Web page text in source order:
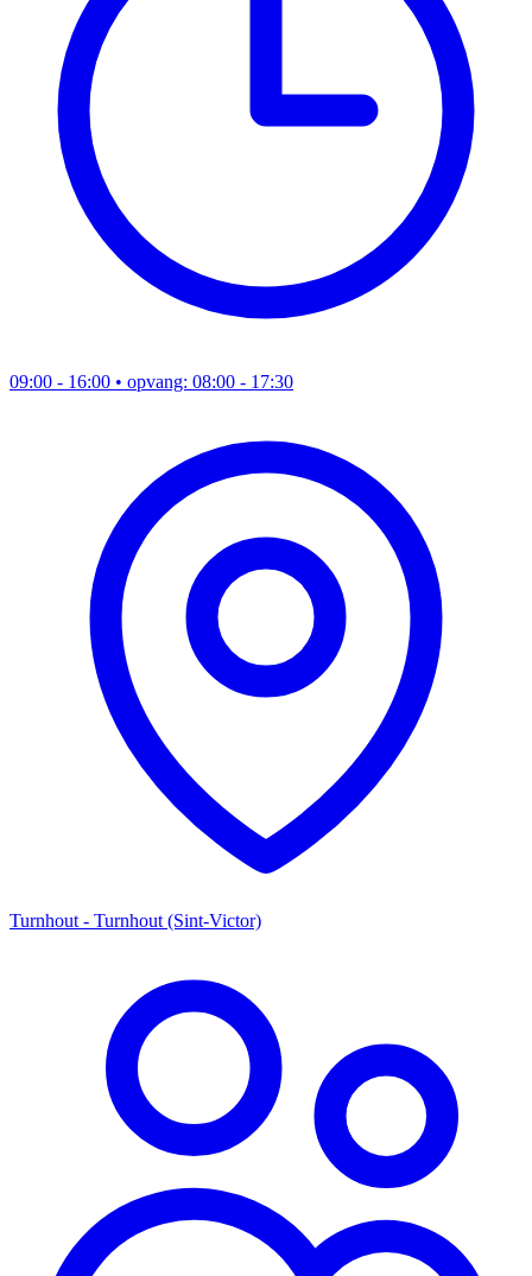
09:00 - 16:00 • opvang: 08:00 - 17:30
Turnhout - Turnhout (Sint-Victor)